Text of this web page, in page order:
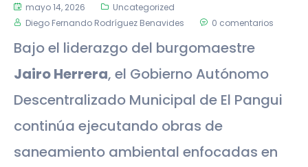
mayo 14, 2026
Uncategorized
Diego Fernando Rodríguez Benavides
0 comentarios
Bajo el liderazgo del burgomaestre
Jairo Herrera, el Gobierno Autónomo
Descentralizado Municipal de El Pangui
continúa ejecutando obras de
saneamiento ambiental enfocadas en